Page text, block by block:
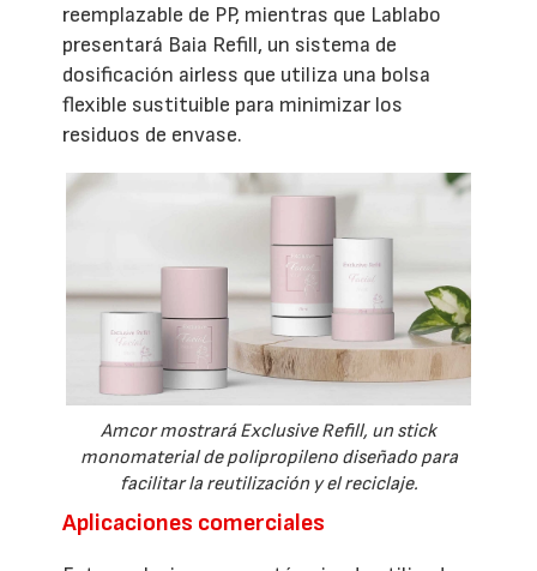
reemplazable de PP, mientras que Lablabo
presentará Baia Refill, un sistema de
dosificación airless que utiliza una bolsa
flexible sustituible para minimizar los
residuos de envase.
Amcor mostrará Exclusive Refill, un stick
monomaterial de polipropileno diseñado para
facilitar la reutilización y el reciclaje.
Aplicaciones comerciales